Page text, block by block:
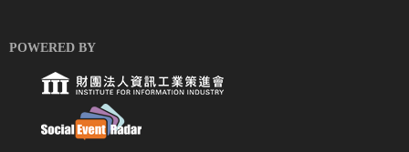
POWERED BY